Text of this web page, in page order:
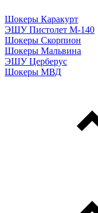
Шокеры Каракурт
ЭШУ Пистолет М-140
Шокеры Скорпион
Шокеры Мальвина
ЭШУ Церберус
Шокеры МВД